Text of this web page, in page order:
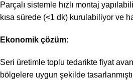
Parçalı sistemle hızlı montaj
kısa sürede (<1 dk) kurulabiliyor ve
Ekonomik çözüm:
Seri üretimle toplu tedarikte fiyat
bölgelere uygun şekilde